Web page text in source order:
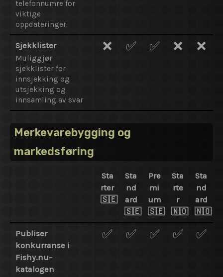
telefonnumre for
viktige
oppdateringer.
Sjekklister
Muliggjør
sjekklister for
innsjekking og
utsjekking og
innsamling av svar
❌ ✅ ✅ ❌ ❌
Merkevarebygging og
markedsføring
Sta
rter
🇸🇪
Sta
nd
ard
🇸🇪
Pre
mi
um
🇸🇪
Sta
rte
r
🇳🇴
Sta
nd
ard
🇳🇴
Publiser
konkurranse i
Fishy.nu-
katalogen
✅ ✅ ✅ ✅ ✅